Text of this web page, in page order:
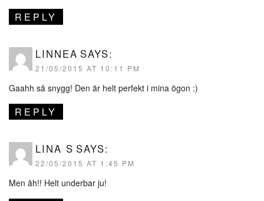
REPLY
LINNEA SAYS:
21/05/2015 AT 10:11 PM
Gaahh så snygg! Den är helt perfekt i mina ögon :)
REPLY
LINA S SAYS:
22/05/2015 AT 1:45 PM
Men åh!! Helt underbar ju!